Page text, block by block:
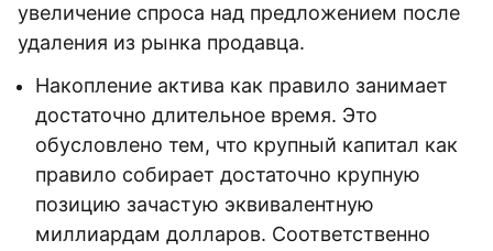
увеличение спроса над предложением после
удаления из рынка продавца.
Накопление актива как правило занимает
достаточно длительное время. Это
обусловлено тем, что крупный капитал как
правило собирает достаточно крупную
позицию зачастую эквивалентную
миллиардам долларов. Соответственно